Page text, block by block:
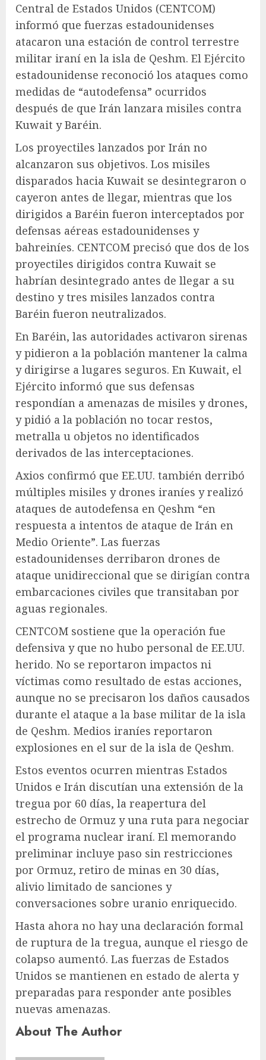
Central de Estados Unidos (CENTCOM)
informó que fuerzas estadounidenses
atacaron una estación de control terrestre
militar iraní en la isla de Qeshm. El Ejército
estadounidense reconoció los ataques como
medidas de “autodefensa” ocurridos
después de que Irán lanzara misiles contra
Kuwait y Baréin.
Los proyectiles lanzados por Irán no
alcanzaron sus objetivos. Los misiles
disparados hacia Kuwait se desintegraron o
cayeron antes de llegar, mientras que los
dirigidos a Baréin fueron interceptados por
defensas aéreas estadounidenses y
bahreiníes. CENTCOM precisó que dos de los
proyectiles dirigidos contra Kuwait se
habrían desintegrado antes de llegar a su
destino y tres misiles lanzados contra
Baréin fueron neutralizados.
En Baréin, las autoridades activaron sirenas
y pidieron a la población mantener la calma
y dirigirse a lugares seguros. En Kuwait, el
Ejército informó que sus defensas
respondían a amenazas de misiles y drones,
y pidió a la población no tocar restos,
metralla u objetos no identificados
derivados de las interceptaciones.
Axios confirmó que EE.UU. también derribó
múltiples misiles y drones iraníes y realizó
ataques de autodefensa en Qeshm “en
respuesta a intentos de ataque de Irán en
Medio Oriente”. Las fuerzas
estadounidenses derribaron drones de
ataque unidireccional que se dirigían contra
embarcaciones civiles que transitaban por
aguas regionales.
CENTCOM sostiene que la operación fue
defensiva y que no hubo personal de EE.UU.
herido. No se reportaron impactos ni
víctimas como resultado de estas acciones,
aunque no se precisaron los daños causados
durante el ataque a la base militar de la isla
de Qeshm. Medios iraníes reportaron
explosiones en el sur de la isla de Qeshm.
Estos eventos ocurren mientras Estados
Unidos e Irán discutían una extensión de la
tregua por 60 días, la reapertura del
estrecho de Ormuz y una ruta para negociar
el programa nuclear iraní. El memorando
preliminar incluye paso sin restricciones
por Ormuz, retiro de minas en 30 días,
alivio limitado de sanciones y
conversaciones sobre uranio enriquecido.
Hasta ahora no hay una declaración formal
de ruptura de la tregua, aunque el riesgo de
colapso aumentó. Las fuerzas de Estados
Unidos se mantienen en estado de alerta y
preparadas para responder ante posibles
nuevas amenazas.
About The Author